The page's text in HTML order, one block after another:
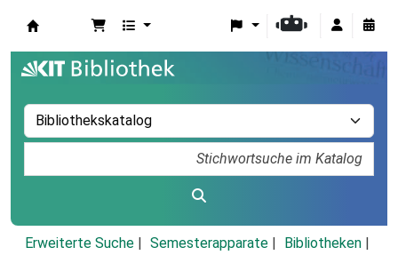
Erweiterte Suche Semesterapparate
Bibliotheken